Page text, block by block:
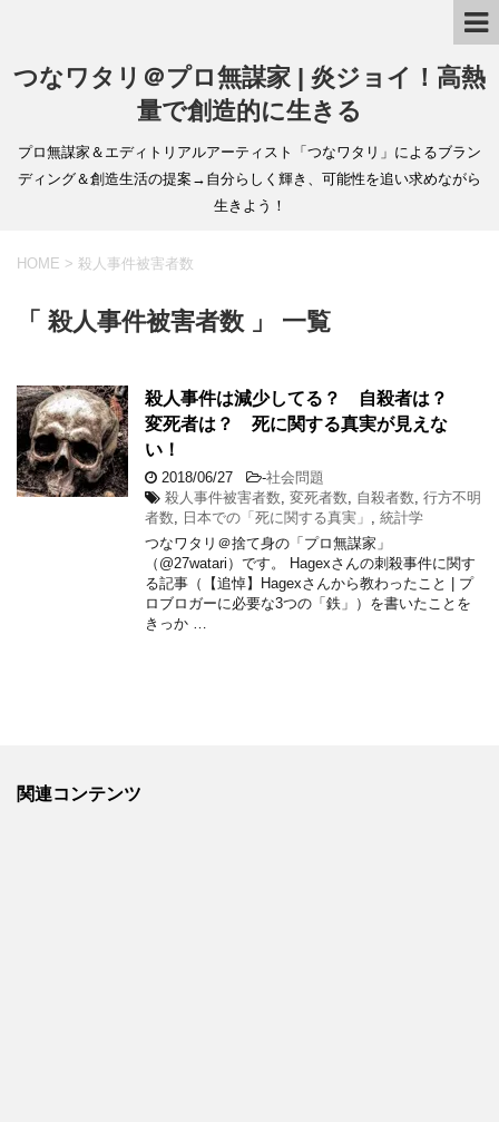
つなワタリ＠プロ無謀家 | 炎ジョイ！高熱
量で創造的に生きる
プロ無謀家＆エディトリアルアーティスト「つなワタリ」によるブラン
ディング＆創造生活の提案→自分らしく輝き、可能性を追い求めながら
生きよう！
HOME > 殺人事件被害者数
「 殺人事件被害者数 」 一覧
殺人事件は減少してる？ 自殺者は？
変死者は？ 死に関する真実が見えな
い！
2018/06/27 -社会問題
殺人事件被害者数 変死者数 自殺者数 行方不明
者数
日本での「死に関する真実」
統計学
つなワタリ＠捨て身の「プロ無謀家」
（@27watari）です。 Hagexさんの刺殺事件に関す
る記事（【追悼】Hagexさんから教わったこと | プ
ロブロガーに必要な3つの「鉄」）を書いたことを
きっか …
関連コンテンツ